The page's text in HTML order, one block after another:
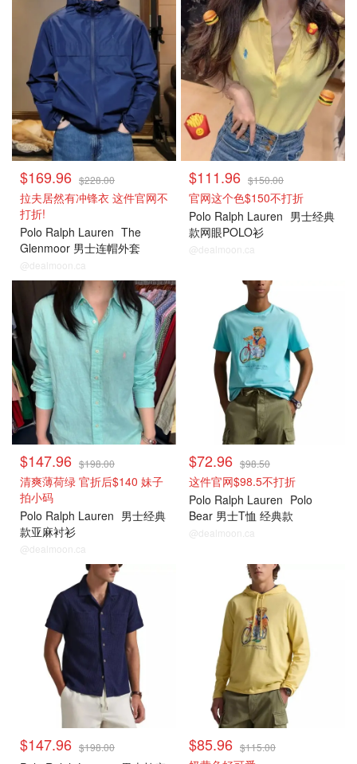
$169.96 $228.00
拉夫居然有冲锋衣 这件官网不
打折!
Polo Ralph Lauren The
Glenmoor 男士连帽外套
@dealmoon.ca
$111.96 $150.00
官网这个色$150不打折
Polo Ralph Lauren 男士经典
款网眼POLO衫
@dealmoon.ca
$147.96 $198.00
清爽薄荷绿 官折后$140 妹子
拍小码
Polo Ralph Lauren 男士经典
款亚麻衬衫
@dealmoon.ca
$72.96 $98.50
这件官网$98.5不打折
Polo Ralph Lauren Polo
Bear 男士T恤 经典款
@dealmoon.ca
$147.96 $198.00 $85.96 $115.00